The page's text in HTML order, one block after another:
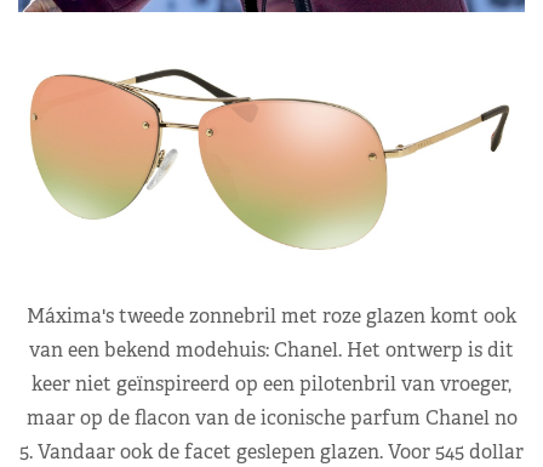
Máxima's tweede zonnebril met roze glazen komt ook
van een bekend modehuis: Chanel. Het ontwerp is dit
keer niet geïnspireerd op een pilotenbril van vroeger,
maar op de flacon van de iconische parfum Chanel no
5. Vandaar ook de facet geslepen glazen. Voor 545 dollar